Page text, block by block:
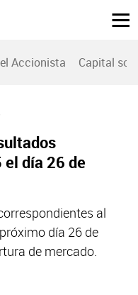
Accionista Capital
día 26 de
al
día 26 de
de mercado.